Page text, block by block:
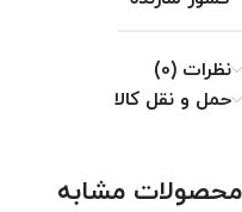
نظرات (0)
حمل و نقل کالا
محصولات مشابه